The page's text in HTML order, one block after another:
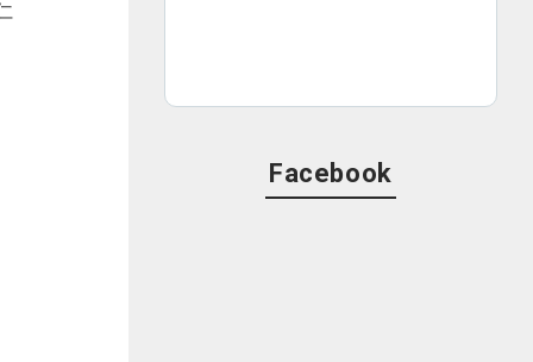
Facebook